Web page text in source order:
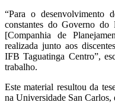
“Para o desenvolvimento
constantes do Governo do
[Companhia de
realizada junto aos
IFB Taguatinga Centro”,
trabalho.
Este material resultou da
na Universidade San Carlos,